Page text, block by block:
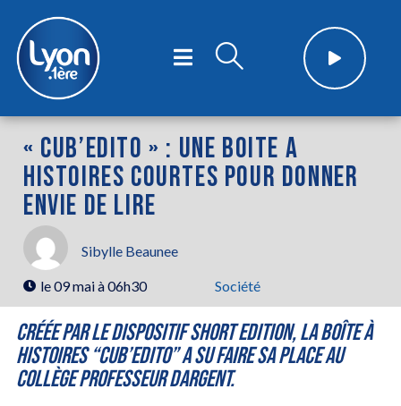
« CUB’EDITO » : UNE BOITE A
HISTOIRES COURTES POUR DONNER
ENVIE DE LIRE
Sibylle Beaunee
le09 mai à 06h30 Société
Créée par le dispositif Short Edition, la boîte à
histoires “Cub’Edito” a su faire sa place au
collège Professeur Dargent.